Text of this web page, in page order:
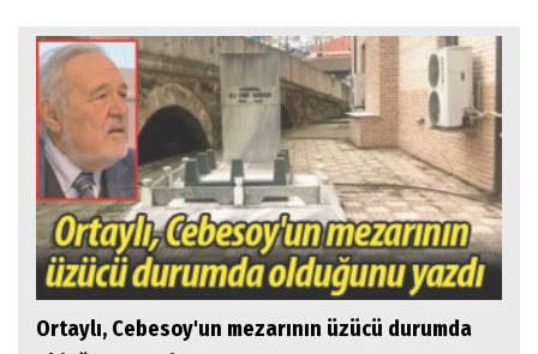
Ortaylı, Cebesoy'un mezarının üzücü durumda